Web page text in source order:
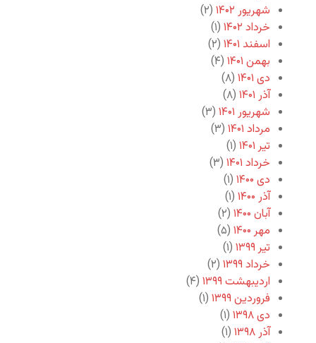
شهریور ۱۴۰۲
(۲)
خرداد ۱۴۰۲
(۱)
اسفند ۱۴۰۱
(۲)
بهمن ۱۴۰۱
(۴)
دی ۱۴۰۱
(۸)
آذر ۱۴۰۱
(۸)
شهریور ۱۴۰۱
(۳)
مرداد ۱۴۰۱
(۳)
تیر ۱۴۰۱
(۱)
خرداد ۱۴۰۱
(۳)
دی ۱۴۰۰
(۱)
آذر ۱۴۰۰
(۱)
آبان ۱۴۰۰
(۲)
مهر ۱۴۰۰
(۵)
تیر ۱۳۹۹
(۱)
خرداد ۱۳۹۹
(۲)
اردیبهشت ۱۳۹۹
(۴)
فروردین ۱۳۹۹
(۱)
دی ۱۳۹۸
(۱)
آذر ۱۳۹۸
(۱)